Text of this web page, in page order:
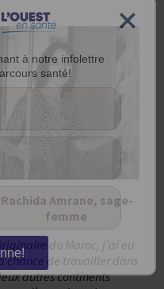
Rachida Amrane, sage-
femme
du Maroc, j’ai eu
chance de travailler dans
autres continents
à notre infolettre
santé!